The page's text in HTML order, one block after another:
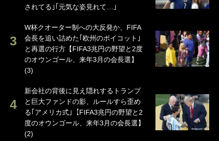
されてる｣｢元気な姿見れて…｣
W杯クオーター制への大反発か、FIFA
会長を追い詰めた｢欧州のボイコット｣
と再選の行方【FIFA3兆円の野望と2度
のオウンゴール、来年3月の会長選】
(3)
新会社の背後に見え隠れするトランプ
と巨大ファンドの影、ルールすら歪め
る｢アメリカ式｣【FIFA3兆円の野望と2
度のオウンゴール、来年3月の会長選】
(2)